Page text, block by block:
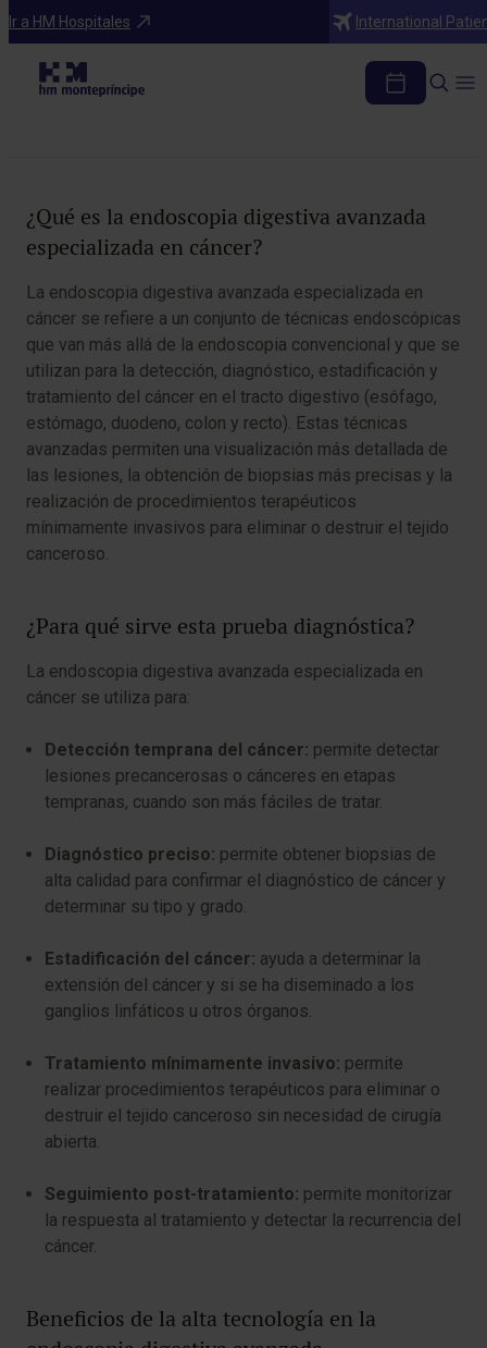
Ir a HM Hospitales International
Diagnosticos
Endoscopia digestiva avanzada
especializada en cáncer
¿Qué es la endoscopia digestiva avanzada
especializada en cáncer?
La endoscopia digestiva avanzada especializada en
cáncer se refiere a un conjunto de técnicas endoscópicas
que van más allá de la endoscopia convencional y que se
utilizan para la detección, diagnóstico, estadificación y
tratamiento del cáncer en el tracto digestivo (esófago,
estómago, duodeno, colon y recto). Estas técnicas
avanzadas permiten una visualización más detallada de
las lesiones, la obtención de biopsias más precisas y la
realización de procedimientos terapéuticos
mínimamente invasivos para eliminar o destruir el tejido
canceroso.
¿Para qué sirve esta prueba diagnóstica?
La endoscopia digestiva avanzada especializada en
cáncer se utiliza para:
Detección temprana del cáncer: permite detectar
lesiones precancerosas o cánceres en etapas
tempranas, cuando son más fáciles de tratar.
Diagnóstico preciso: permite obtener biopsias de
alta calidad para confirmar el diagnóstico de cáncer y
determinar su tipo y grado.
Estadificación del cáncer: ayuda a determinar la
extensión del cáncer y si se ha diseminado a los
ganglios linfáticos u otros órganos.
Tratamiento mínimamente invasivo: permite
realizar procedimientos terapéuticos para eliminar o
destruir el tejido canceroso sin necesidad de cirugía
abierta.
Seguimiento post-tratamiento: permite monitorizar
la respuesta al tratamiento y detectar la recurrencia del
cáncer.
Beneficios de la alta tecnología en la